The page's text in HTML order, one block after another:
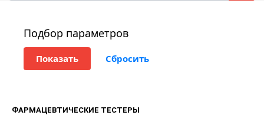
Подбор параметров
ФАРМАЦЕВТИЧЕСКИЕ ТЕСТЕРЫ